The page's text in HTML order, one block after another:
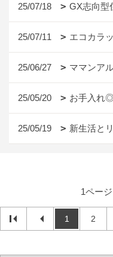
25/07/18 GX志向型
25/07/11 エコカラ
25/06/27 ママンア
25/05/20 お手入れ
25/05/19 新生活と
1ペー
1 2